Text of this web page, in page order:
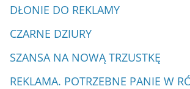
DŁONIE DO REKLAMY
CZARNE DZIURY
SZANSA NA NOWĄ TRZUSTKĘ
REKLAMA. POTRZEBNE PANIE W